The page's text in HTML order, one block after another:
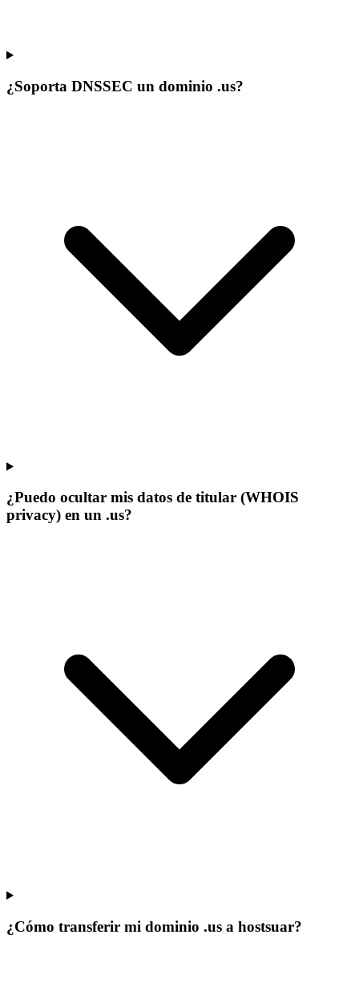
¿Soporta DNSSEC un dominio .us?
¿Puedo ocultar mis datos de titular (WHOIS
privacy) en un .us?
¿Cómo transferir mi dominio .us a hostsuar?